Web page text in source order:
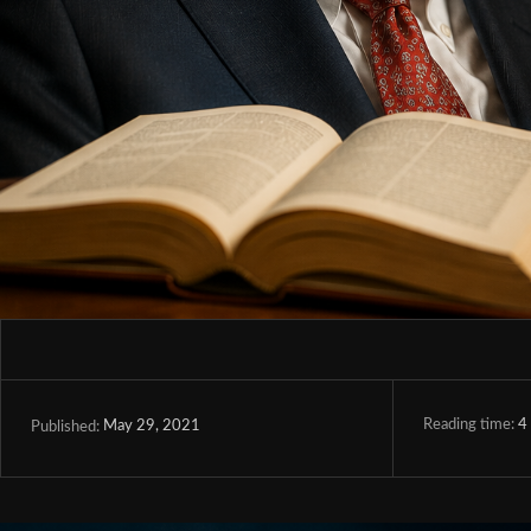
Published: May 29, 2021 Reading time:4